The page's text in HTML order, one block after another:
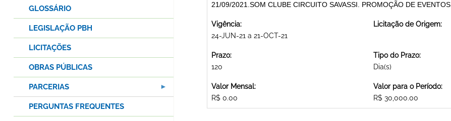
21/09/2021.SOM CLUBE CIRCUITO SAVASSI. PROMOÇÃO DE EVENTOS
Vigência:
24-JUN-21 a 21-OCT-21
Licitação de Origem:
Prazo:
120
Tipo do Prazo:
Dia(s)
Valor Mensal:
R$ 0.00
Valor para o Período:
R$ 30,000.00
GLOSSÁRIO
LEGISLAÇÃO PBH
LICITAÇÕES
OBRAS PÚBLICAS
PARCERIAS
PERGUNTAS FREQUENTES